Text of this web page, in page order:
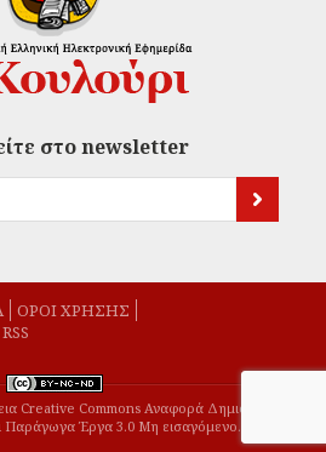
στο newsletter
ΟΡΟΙ ΧΡΗΣΗΣ
RSS
Creative Commons Αναφορά Δημιουργού-Μη
Παράγωγα Έργα 3.0 Μη εισαγόμενο.